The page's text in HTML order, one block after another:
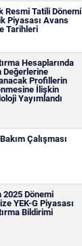
Resmi Tatili Dönemi
Piyasası Avans
Tarihleri
Hesaplarında
Değerlerine
Profillerin
İlişkin
Yayımlandı
Çalışması
2025 Dönemi
YEK-G Piyasası
Bildirimi